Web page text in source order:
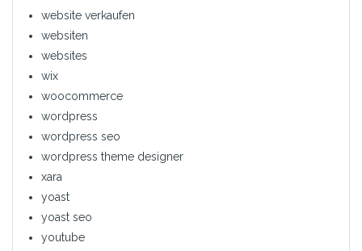
website verkaufen
websiten
websites
wix
woocommerce
wordpress
wordpress seo
wordpress theme designer
xara
yoast
yoast seo
youtube